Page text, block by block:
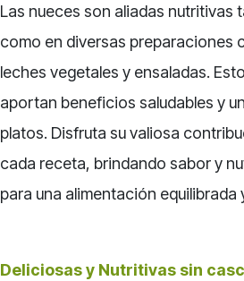
Las nueces son aliadas nutritivas
como en diversas preparaciones
leches vegetales y ensaladas.
aportan beneficios saludables y
platos. Disfruta su valiosa
cada receta, brindando sabor y
para una alimentación equilibrada
Deliciosas y Nutritivas sin